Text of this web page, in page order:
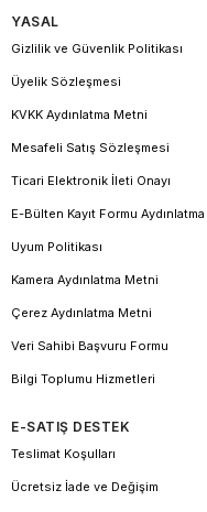
YASAL
Gizlilik ve Güvenlik Politikası
Üyelik Sözleşmesi
KVKK Aydınlatma Metni
Mesafeli Satış Sözleşmesi
Ticari Elektronik İleti Onayı
E-Bülten Kayıt Formu
Uyum Politikası
Kamera Aydınlatma Metni
Çerez Aydınlatma Metni
Veri Sahibi Başvuru Formu
Bilgi Toplumu Hizmetleri
E-SATIŞ DESTEK
Teslimat Koşulları
Ücretsiz İade ve Değişim